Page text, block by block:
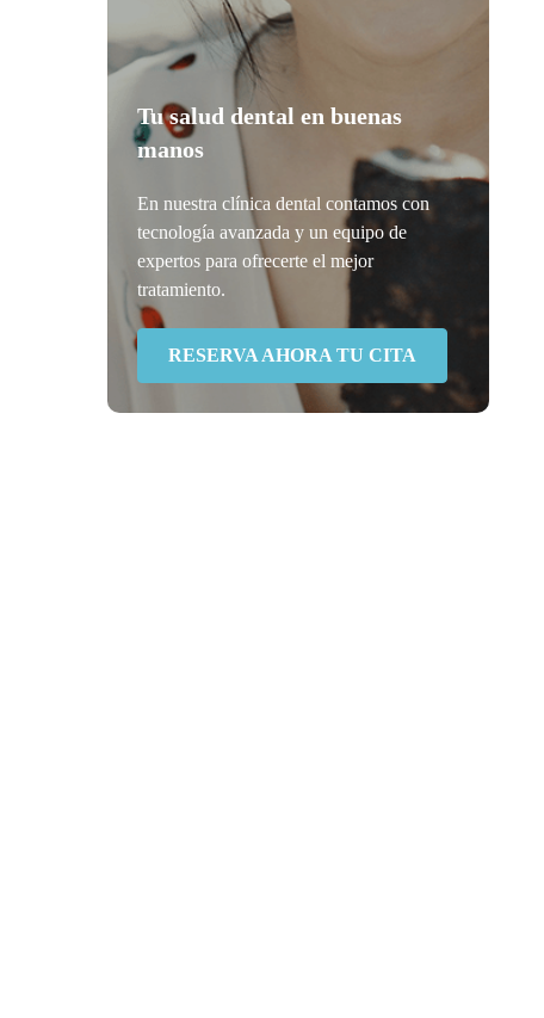
Tu salud dental en buenas
manos
En nuestra clínica dental contamos con
tecnología avanzada y un equipo de
expertos para ofrecerte el mejor
tratamiento.
RESERVA AHORA TU CITA